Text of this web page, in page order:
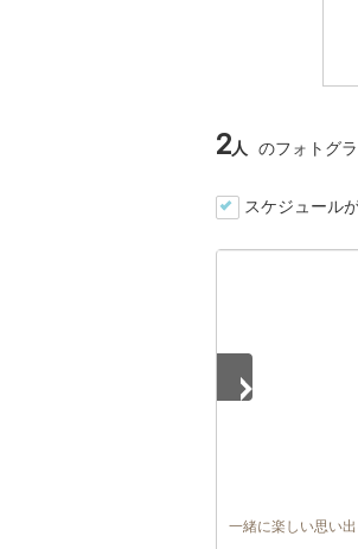
2人 のフォトグ
スケジュール
一緒に楽しい思い